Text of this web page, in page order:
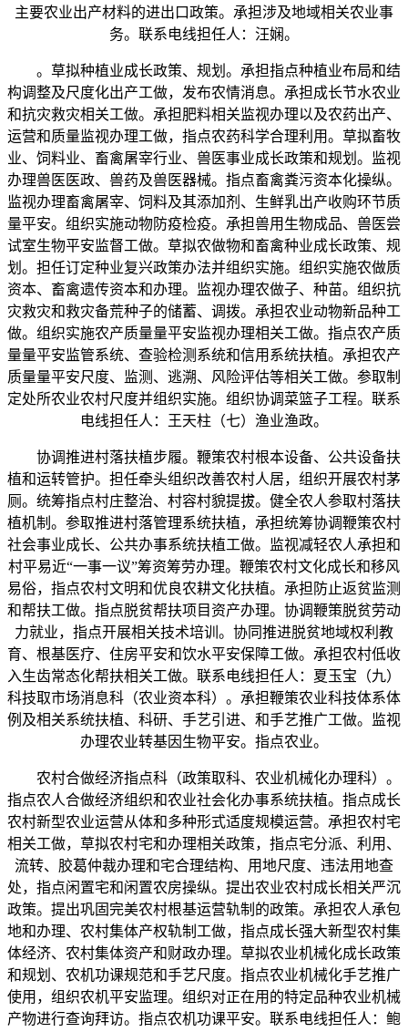
主要农业出产材料的进出口政策。承担涉及地域相关农业事
务。联系电线担任人：汪娴。
。草拟种植业成长政策、规划。承担指点种植业布局和结
构调整及尺度化出产工做，发布农情消息。承担成长节水农业
和抗灾救灾相关工做。承担肥料相关监视办理以及农药出产、
运营和质量监视办理工做，指点农药科学合理利用。草拟畜牧
业、饲料业、畜禽屠宰行业、兽医事业成长政策和规划。监视
办理兽医医政、兽药及兽医器械。指点畜禽粪污资本化操纵。
监视办理畜禽屠宰、饲料及其添加剂、生鲜乳出产收购环节质
量平安。组织实施动物防疫检疫。承担兽用生物成品、兽医尝
试室生物平安监督工做。草拟农做物和畜禽种业成长政策、规
划。担任订定种业复兴政策办法并组织实施。组织实施农做质
资本、畜禽遗传资本和办理。监视办理农做子、种苗。组织抗
灾救灾和救灾备荒种子的储蓄、调拨。承担农业动物新品种工
做。组织实施农产质量量平安监视办理相关工做。指点农产质
量量平安监管系统、查验检测系统和信用系统扶植。承担农产
质量量平安尺度、监测、逃溯、风险评估等相关工做。参取制
定处所农业农村尺度并组织实施。组织协调菜篮子工程。联系
电线担任人：王天柱（七）渔业渔政。
协调推进村落扶植步履。鞭策农村根本设备、公共设备扶
植和运转管护。担任牵头组织改善农村人居，组织开展农村茅
厕。统筹指点村庄整治、村容村貌提拔。健全农人参取村落扶
植机制。参取推进村落管理系统扶植，承担统筹协调鞭策农村
社会事业成长、公共办事系统扶植工做。监视减轻农人承担和
村平易近“一事一议”筹资筹劳办理。鞭策农村文化成长和移风
易俗，指点农村文明和优良农耕文化扶植。承担防止返贫监测
和帮扶工做。指点脱贫帮扶项目资产办理。协调鞭策脱贫劳动
力就业，指点开展相关技术培训。协同推进脱贫地域权利教
育、根基医疗、住房平安和饮水平安保障工做。承担农村低收
入生齿常态化帮扶相关工做。联系电线担任人：夏玉宝（九）
科技取市场消息科（农业资本科）。承担鞭策农业科技体系体
例及相关系统扶植、科研、手艺引进、和手艺推广工做。监视
办理农业转基因生物平安。指点农业。
农村合做经济指点科（政策取科、农业机械化办理科）。
指点农人合做经济组织和农业社会化办事系统扶植。指点成长
农村新型农业运营从体和多种形式适度规模运营。承担农村宅
相关工做，草拟农村宅和办理相关政策，指点宅分派、利用、
流转、胶葛仲裁办理和宅合理结构、用地尺度、违法用地查
处，指点闲置宅和闲置农房操纵。提出农业农村成长相关严沉
政策。提出巩固完美农村根基运营轨制的政策。承担农人承包
地和办理、农村集体产权轨制工做，指点成长强大新型农村集
体经济、农村集体资产和财政办理。草拟农业机械化成长政策
和规划、农机功课规范和手艺尺度。指点农业机械化手艺推广
使用，组织农机平安监理。组织对正在用的特定品种农业机械
产物进行查询拜访。指点农机功课平安。联系电线担任人：鲍